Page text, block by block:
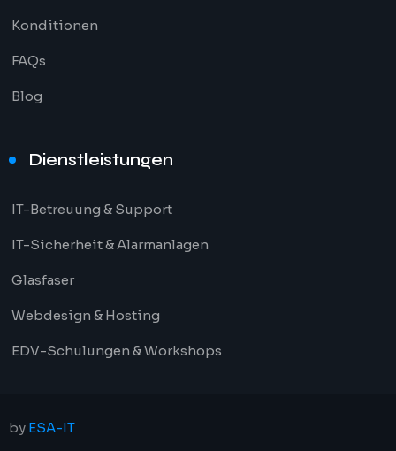
Konditionen
FAQs
Blog
Dienstleistungen
IT-Betreuung & Support
IT-Sicherheit & Alarmanlagen
Glasfaser
Webdesign & Hosting
EDV-Schulungen & Workshops
by ESA-IT